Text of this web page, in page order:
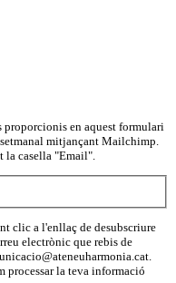
proporcionis en aquest formulari
mitjançant Mailchimp.
la casella "Email".
clic a l'enllaç de desubscriure
electrònic que rebis de
processar la teva informació